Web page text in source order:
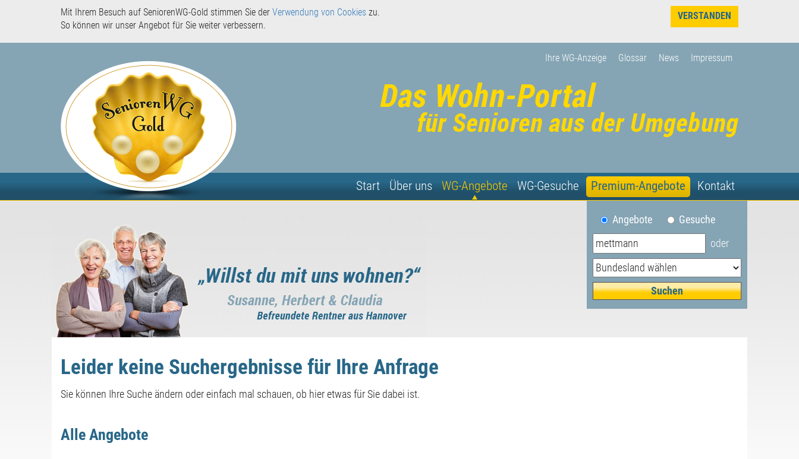
Mit Ihrem Besuch auf SeniorenWG-Gold stimmen Sie der Verwendung von Cookies zu.
So können wir unser Angebot für Sie weiter verbessern.
VERSTANDEN
Ihre WG-Anzeige Glossar News Impressum
Start Über uns WG-Angebote WG-Gesuche Premium-Angebote Kontakt
Angebote
Gesuche
oder
Leider keine Suchergebnisse für Ihre Anfrage
Sie können Ihre Suche ändern oder einfach mal schauen, ob hier etwas für Sie dabei ist.
Alle Angebote